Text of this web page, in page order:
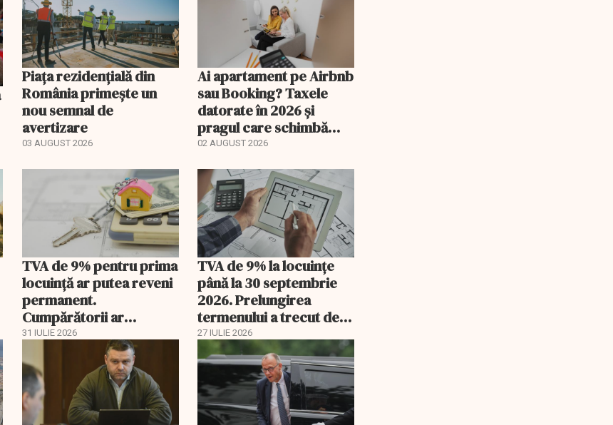
Piața rezidențială din
România primește un
nou semnal de
avertizare
03 AUGUST 2026
Ai apartament pe Airbnb
sau Booking? Taxele
datorate în 2026 și
pragul care schimbă
regimul fiscal
02 AUGUST 2026
TVA de 9% pentru prima
locuință ar putea reveni
permanent.
Cumpărătorii ar
economisi zeci de mii de
31 IULIE 2026
TVA de 9% la locuințe
până la 30 septembrie
2026. Prelungirea
termenului a trecut de
comisia din Parlament
27 IULIE 2026